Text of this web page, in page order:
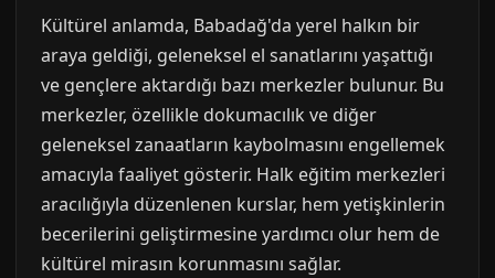
Kültürel anlamda, Babadağ'da yerel halkın bir
araya geldiği, geleneksel el sanatlarını yaşattığı
ve gençlere aktardığı bazı merkezler bulunur. Bu
merkezler, özellikle dokumacılık ve diğer
geleneksel zanaatların kaybolmasını engellemek
amacıyla faaliyet gösterir. Halk eğitim merkezleri
aracılığıyla düzenlenen kurslar, hem yetişkinlerin
becerilerini geliştirmesine yardımcı olur hem de
kültürel mirasın korunmasını sağlar.